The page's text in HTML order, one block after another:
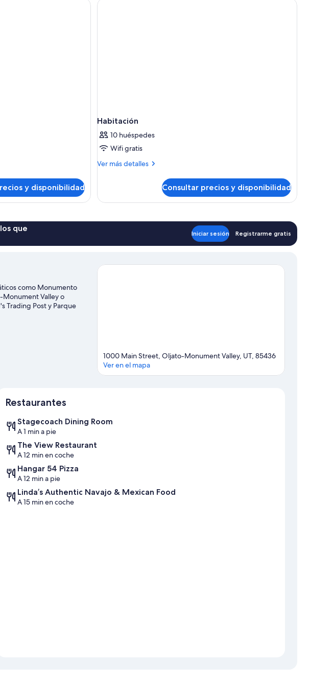
y disponibilidad
Habitación
10 huéspedes
Wifi gratis
Ver más detalles
Más
Consultar precios y disponibilidad
que
Iniciar sesión Registrarme gratis
como Monumento
Monument Valley o
Trading Post y Parque
atractivos turísticos.
1000 Main Street, Oljato-Monument Valley, UT, 85436
Ver en el mapa
Restaurantes
Stagecoach Dining Room
A 1 min a pie
The View Restaurant
A 12 min en coche
Hangar 54 Pizza
A 12 min a pie
Linda’s Authentic Navajo & Mexican Food
A 15 min en coche